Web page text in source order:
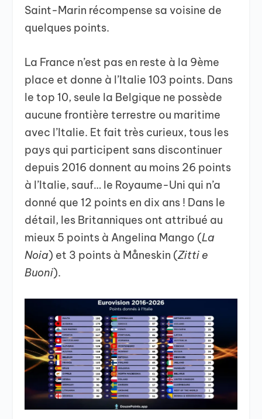
Saint-Marin récompense sa voisine de
quelques points.
La France n’est pas en reste à la 9ème
place et donne à l’Italie 103 points. Dans
le top 10, seule la Belgique ne possède
aucune frontière terrestre ou maritime
avec l’Italie. Et fait très curieux, tous les
pays qui participent sans discontinuer
depuis 2016 donnent au moins 26 points
à l’Italie, sauf… le Royaume-Uni qui n’a
donné que 12 points en dix ans ! Dans le
détail, les Britanniques ont attribué au
mieux 5 points à Angelina Mango (La
Noia) et 3 points à Måneskin (Zitti e
Buoni).